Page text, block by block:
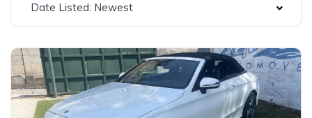
Date Listed: Newest